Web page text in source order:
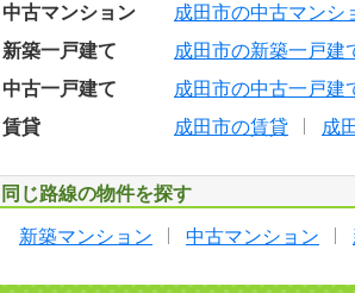
中古マンション
成田市の中古マンシ
新築一戸建て
成田市の新築一戸建
中古一戸建て
成田市の中古一戸建
賃貸
成田市の賃貸 成
同じ路線の物件を探す
新築マンション 中古マンション